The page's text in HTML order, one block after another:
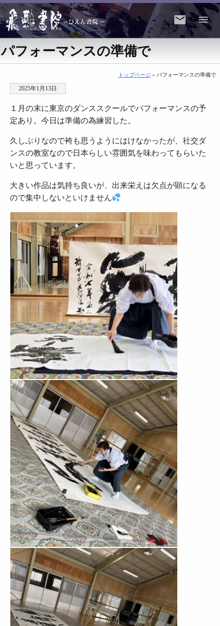
パフォーマンスの準備で
トップページ » パフォーマンスの準備で
2025年1月13日
１月の末に東京のダンススクールでパフォーマンスの予
定あり。今日は準備の為練習した。
久しぶりなので袴も思うようにはけなかったが、社交ダ
ンスの教室なので日本らしい雰囲気を味わってもらいた
いと思っています。
大きい作品は気持ち良いが、出来栄えは欠点が顕になる
ので集中しないといけません